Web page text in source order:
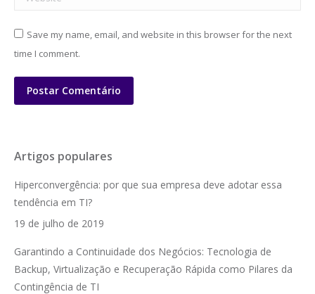
Save my name, email, and website in this browser for the next
time I comment.
Postar Comentário
Artigos populares
Hiperconvergência: por que sua empresa deve adotar essa
tendência em TI?
19 de julho de 2019
Garantindo a Continuidade dos Negócios: Tecnologia de
Backup, Virtualização e Recuperação Rápida como Pilares da
Contingência de TI